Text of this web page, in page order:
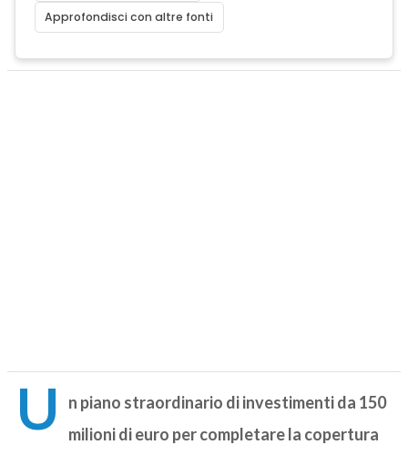
Approfondisci con altre fonti
U
n piano straordinario di investimenti da 150
milioni di euro per completare la copertura